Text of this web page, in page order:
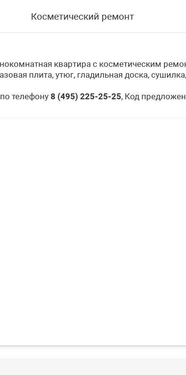
Косметический ремонт
квартира с косметическим
плита, утюг, гладильная доска,
телефону 8 (495) 225-25-25, Код